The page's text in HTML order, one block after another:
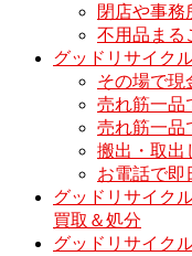
閉店や事務
不用品まる
グッドリサイク
その場で現
売れ筋一品
売れ筋一品
搬出・取出
お電話で即
グッドリサイク
買取＆処分
グッドリサイク